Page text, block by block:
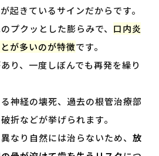
起きているサインだからです。
プクッとした膨らみで、 口内炎
が多いのが特徴です。
り、一度しぼんでも再発を繰り
神経の壊死、過去の根管治療部
折などが挙げられます。
なり自然には治らないため、 放